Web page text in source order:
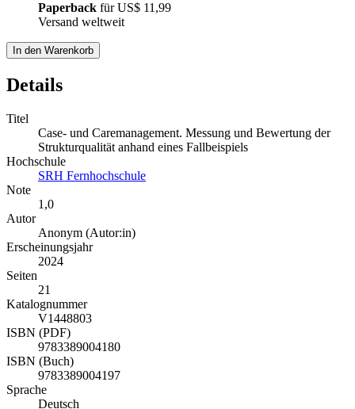
Paperback fürUS$ 11,99
Versand weltweit
In den Warenkorb
Details
Titel
Case- und Caremanagement. Messung und Bewertung der
Strukturqualität anhand eines Fallbeispiels
Hochschule
SRH Fernhochschule
Note
1,0
Autor
Anonym (Autor:in)
Erscheinungsjahr
2024
Seiten
21
Katalognummer
V1448803
ISBN (PDF)
9783389004180
ISBN (Buch)
9783389004197
Sprache
Deutsch